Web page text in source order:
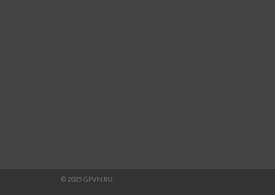
© 2025 GPVN.RU